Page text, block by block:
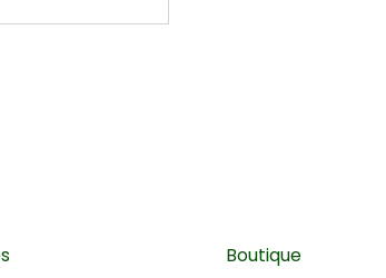
Boutique